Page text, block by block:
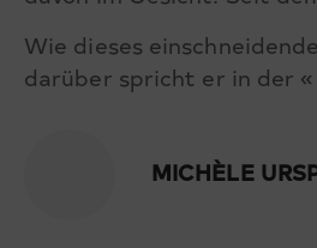
Wie dieses
darüber spricht er in der
MICHÈLE